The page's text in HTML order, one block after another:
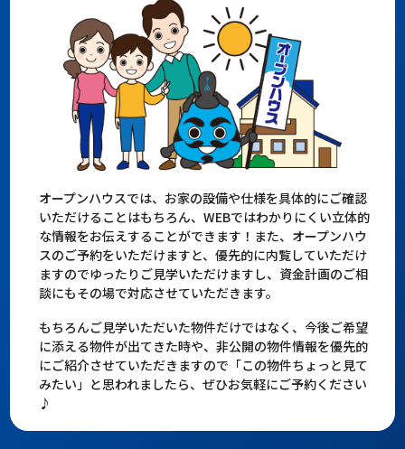
オープンハウスでは、お家の設備や仕様を具体的にご確認
いただけることはもちろん、WEBではわかりにくい立体的
な情報をお伝えすることができます！また、オープンハウ
スのご予約をいただけますと、優先的に内覧していただけ
ますのでゆったりご見学いただけますし、資金計画のご相
談にもその場で対応させていただきます。
もちろんご見学いただいた物件だけではなく、今後ご希望
に添える物件が出てきた時や、非公開の物件情報を優先的
にご紹介させていただきますので「この物件ちょっと見て
みたい」と思われましたら、ぜひお気軽にご予約ください
♪